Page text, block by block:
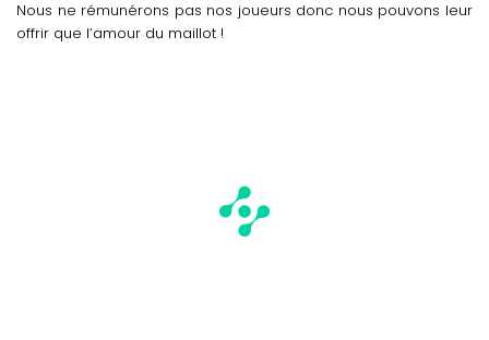
Nous ne rémunérons pas nos joueurs donc nous pouvons leur
offrir que l’amour du maillot !